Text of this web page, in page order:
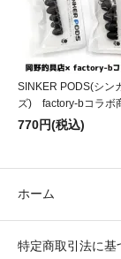
SINKER PODS(シン
ズ) factory-bコラボ
770円(税込)
ホーム
特定商取引法に基